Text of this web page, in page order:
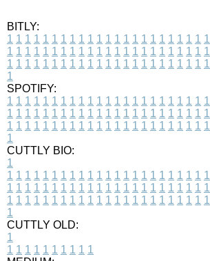
BITLY:
1 1 1 1 1 1 1 1 1 1 1 1 1 1 1 1 1 1 1 1 1 1 1
1 1 1 1 1 1 1 1 1 1 1 1 1 1 1 1 1 1 1 1 1 1 1
1 1 1 1 1 1 1 1 1 1 1 1 1 1 1 1 1 1 1 1 1 1 1
1
SPOTIFY:
1 1 1 1 1 1 1 1 1 1 1 1 1 1 1 1 1 1 1 1 1 1 1
1 1 1 1 1 1 1 1 1 1 1 1 1 1 1 1 1 1 1 1 1 1 1
1 1 1 1 1 1 1 1 1 1 1 1 1 1 1 1 1 1 1 1 1 1 1
1
CUTTLY BIO:
1
1 1 1 1 1 1 1 1 1 1 1 1 1 1 1 1 1 1 1 1 1 1 1
1 1 1 1 1 1 1 1 1 1 1 1 1 1 1 1 1 1 1 1 1 1 1
1 1 1 1 1 1 1 1 1 1 1 1 1 1 1 1 1 1 1 1 1 1 1
1
CUTTLY OLD:
1
1 1 1 1 1 1 1 1 1 1